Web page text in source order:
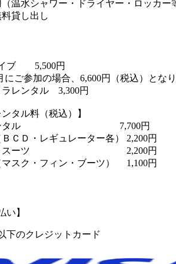
温水シャワー・ドライヤー・ロッカー
貸し出し
ブ 5,500円
にご参加の場合、6,600円（税込）とな
ラレンタル 3,300円
ンタル料（税込）】
ンタル 7,700円
ＣＤ・レギュレーター各） 2,200円
トスーツ 2,200円
マスク・フィン・ブーツ） 1,100円
い】
下のクレジットカード